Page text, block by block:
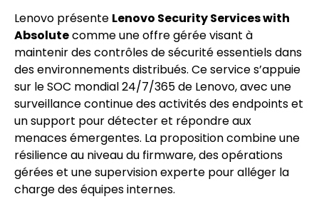
Lenovo présente Lenovo Security Services with
Absolutecomme une offre gérée visant à
maintenir des contrôles de sécurité essentiels dans
des environnements distribués. Ce service s’appuie
sur le SOC mondial 24/7/365 de Lenovo, avec une
surveillance continue des activités des endpoints et
un support pour détecter et répondre aux
menaces émergentes. La proposition combine une
résilience au niveau du firmware, des opérations
gérées et une supervision experte pour alléger la
charge des équipes internes.